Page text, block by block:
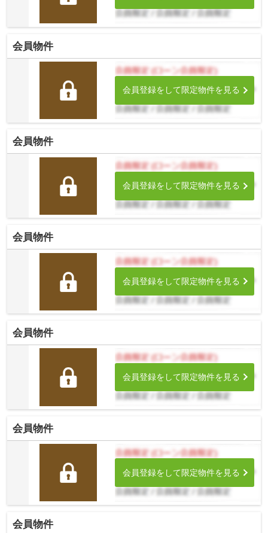
会員物件
会員登録をして限定物件を見る
会員物件
会員登録をして限定物件を見る
会員物件
会員登録をして限定物件を見る
会員物件
会員登録をして限定物件を見る
会員物件
会員登録をして限定物件を見る
会員物件